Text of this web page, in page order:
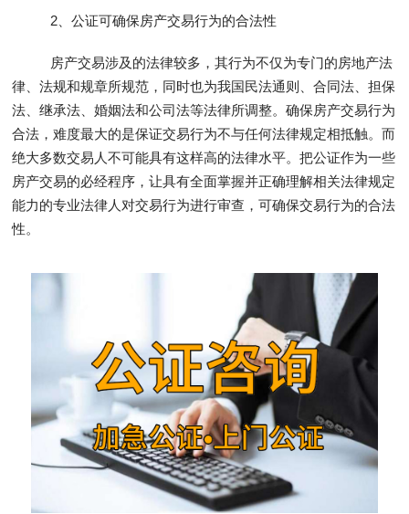
2、公证可确保房产交易行为的合法性
房产交易涉及的法律较多，其行为不仅为专门的房地产法
律、法规和规章所规范，同时也为我国民法通则、合同法、担保
法、继承法、婚姻法和公司法等法律所调整。确保房产交易行为
合法，难度最大的是保证交易行为不与任何法律规定相抵触。而
绝大多数交易人不可能具有这样高的法律水平。把公证作为一些
房产交易的必经程序，让具有全面掌握并正确理解相关法律规定
能力的专业法律人对交易行为进行审查，可确保交易行为的合法
性。